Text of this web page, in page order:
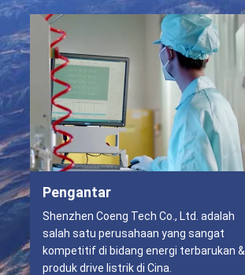
Pengantar
Shenzhen Coeng Tech Co., Ltd. adalah
salah satu perusahaan yang sangat
kompetitif di bidang energi terbarukan &
produk drive listrik di Cina.